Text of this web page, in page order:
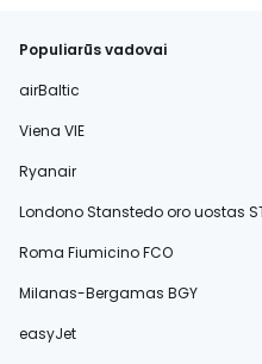
Populiarūs vadovai
airBaltic
Viena VIE
Ryanair
Londono Stanstedo oro uostas
Roma Fiumicino FCO
Milanas-Bergamas BGY
easyJet